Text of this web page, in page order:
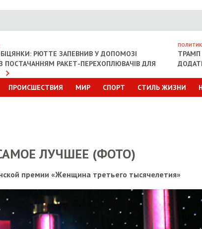
РЮТТЕ ЗАПЕВНИВ У ДОПОМОЗІ
З ПОСТАЧАННЯМ РАКЕТ-ПЕРЕХОПЛЮВАЧІВ ДЛЯ
ТРАМП
ПРОИСШЕСТВИЯ МИР СПОРТ СТИЛЬ ЖИЗНИ
ЛУЧШЕЕ (ФОТО)
премии «Женщина третьего тысячелетия»